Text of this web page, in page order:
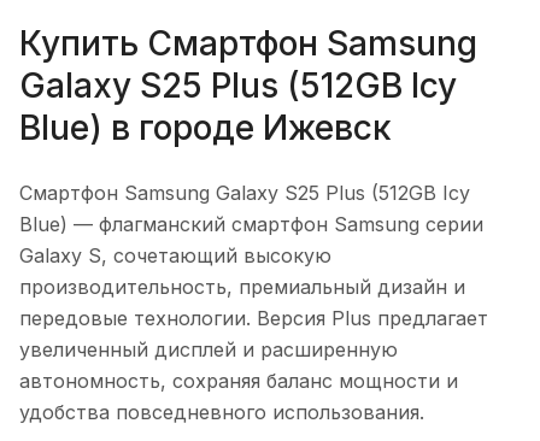
Купить Смартфон Samsung
Galaxy S25 Plus (512GB Icy
Blue) в городе Ижевск
Смартфон Samsung Galaxy S25 Plus (512GB Icy
Blue) — флагманский смартфон Samsung серии
Galaxy S, сочетающий высокую
производительность, премиальный дизайн и
передовые технологии. Версия Plus предлагает
увеличенный дисплей и расширенную
автономность, сохраняя баланс мощности и
удобства повседневного использования.